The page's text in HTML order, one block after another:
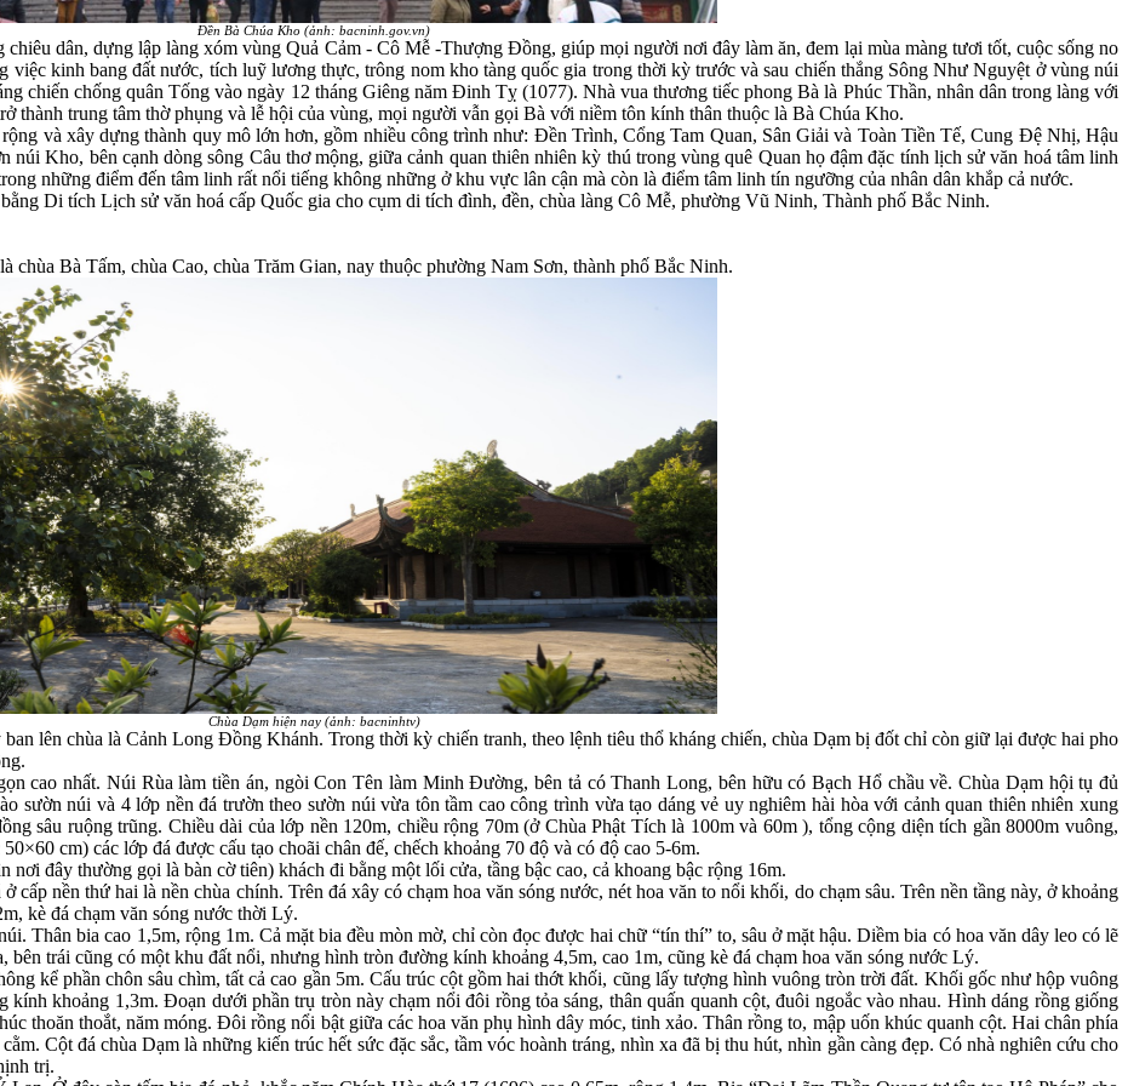
Đền Bà Chúa Kho (ảnh: bacninh.gov.vn)
dân, dựng lập làng xóm vùng Quả Cảm - Cô Mễ -Thượng Đồng, giúp mọi người nơi đây làm ăn, đem lại mùa màng tươi tốt, cuộc sống no
kinh bang đất nước, tích luỹ lương thực, trông nom kho tàng quốc gia trong thời kỳ trước và sau chiến thắng Sông Như Nguyệt ở vùng núi
chiến chống quân Tống vào ngày 12 tháng Giêng năm Đinh Tỵ (1077). Nhà vua thương tiếc phong Bà là Phúc Thần, nhân dân trong làng với
trung tâm thờ phụng và lễ hội của vùng, mọi người vẫn gọi Bà với niềm tôn kính thân thuộc là Bà Chúa Kho.
và xây dựng thành quy mô lớn hơn, gồm nhiều công trình như: Đền Trình, Cổng Tam Quan, Sân Giải và Toàn Tiền Tế, Cung Đệ Nhị, Hậu
núi Kho, bên cạnh dòng sông Câu thơ mộng, giữa cảnh quan thiên nhiên kỳ thú trong vùng quê Quan họ đậm đặc tính lịch sử văn hoá tâm linh
những điểm đến tâm linh rất nổi tiếng không những ở khu vực lân cận mà còn là điểm tâm linh tín ngưỡng của nhân dân khắp cả nước.
Di tích Lịch sử văn hoá cấp Quốc gia cho cụm di tích đình, đền, chùa làng Cô Mễ, phường Vũ Ninh, Thành phố Bắc Ninh.
Bà Tấm, chùa Cao, chùa Trăm Gian, nay thuộc phường Nam Sơn, thành phố Bắc Ninh.
Chùa Dạm hiện nay (ảnh: bacninhtv)
lên chùa là Cảnh Long Đồng Khánh. Trong thời kỳ chiến tranh, theo lệnh tiêu thổ kháng chiến, chùa Dạm bị đốt chỉ còn giữ lại được hai pho
cao nhất. Núi Rùa làm tiền án, ngòi Con Tên làm Minh Đường, bên tả có Thanh Long, bên hữu có Bạch Hổ chầu về. Chùa Dạm hội tụ đủ
sườn núi và 4 lớp nền đá trườn theo sườn núi vừa tôn tầm cao công trình vừa tạo dáng vẻ uy nghiêm hài hòa với cảnh quan thiên nhiên xung
sâu ruộng trũng. Chiều dài của lớp nền 120m, chiều rộng 70m (ở Chùa Phật Tích là 100m và 60m ), tổng cộng diện tích gần 8000m vuông,
cm) các lớp đá được cấu tạo choãi chân đế, chếch khoảng 70 độ và có độ cao 5-6m.
đây thường gọi là bàn cờ tiên) khách đi bằng một lối cửa, tầng bậc cao, cả khoang bậc rộng 16m.
cấp nền thứ hai là nền chùa chính. Trên đá xây có chạm hoa văn sóng nước, nét hoa văn to nổi khối, do chạm sâu. Trên nền tầng này, ở khoảng
kè đá chạm văn sóng nước thời Lý.
Thân bia cao 1,5m, rộng 1m. Cả mặt bia đều mòn mờ, chỉ còn đọc được hai chữ “tín thí” to, sâu ở mặt hậu. Diềm bia có hoa văn dây leo có lẽ
trái cũng có một khu đất nổi, nhưng hình tròn đường kính khoảng 4,5m, cao 1m, cũng kè đá chạm hoa văn sóng nước Lý.
kể phần chôn sâu chìm, tất cả cao gần 5m. Cấu trúc cột gồm hai thớt khối, cũng lấy tượng hình vuông tròn trời đất. Khối gốc như hộp vuông
khoảng 1,3m. Đoạn dưới phần trụ tròn này chạm nổi đôi rồng tỏa sáng, thân quấn quanh cột, đuôi ngoắc vào nhau. Hình dáng rồng giống
thoăn thoắt, năm móng. Đôi rồng nổi bật giữa các hoa văn phụ hình dây móc, tinh xảo. Thân rồng to, mập uốn khúc quanh cột. Hai chân phía
Cột đá chùa Dạm là những kiến trúc hết sức đặc sắc, tầm vóc hoành tráng, nhìn xa đã bị thu hút, nhìn gần càng đẹp. Có nhà nghiên cứu cho
trị.